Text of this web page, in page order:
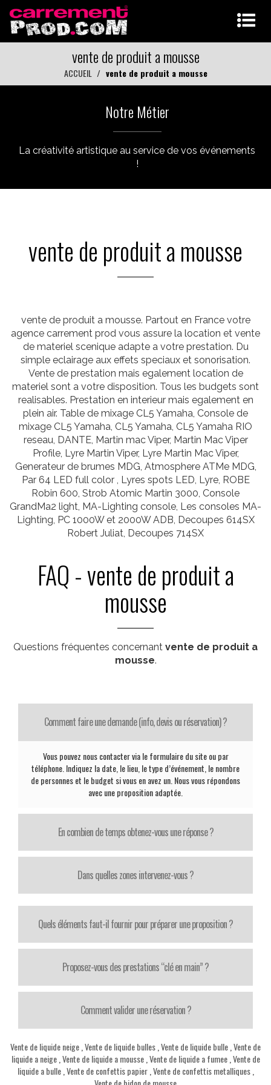
vente de produit a mousse
ACCUEIL vente de produit a mousse
Notre Métier
La créativité artistique au service de vos événements
!
vente de produit a mousse
vente de produit a mousse. Partout en France votre
agence carrement prod vous assure la location et vente
de materiel scenique adapte a votre prestation. Du
simple eclairage aux effets speciaux et sonorisation.
Vente de prestation mais egalement location de
materiel sont a votre disposition. Tous les budgets sont
realisables. Prestation en interieur mais egalement en
plein air. Table de mixage CL5 Yamaha, Console de
mixage CL5 Yamaha, CL5 Yamaha, CL5 Yamaha RIO
reseau, DANTE, Martin mac Viper, Martin Mac Viper
Profile, Lyre Martin Viper, Lyre Martin Mac Viper,
Generateur de brumes MDG, Atmosphere ATMe MDG,
Par 64 LED full color , Lyres spots LED, Lyre, ROBE
Robin 600, Strob Atomic Martin 3000, Console
GrandMa2 light, MA-Lighting console, Les consoles MA-
Lighting, PC 1000W et 2000W ADB, Decoupes 614SX
Robert Juliat, Decoupes 714SX
FAQ - vente de produit a
mousse
Questions fréquentes concernant vente de produit a
mousse.
Comment faire une demande (info, devis ou réservation) ?
Vous pouvez nous contacter via le formulaire du site ou par
téléphone. Indiquez la date, le lieu, le type d’événement, le nombre
de personnes et le budget si vous en avez un. Nous vous répondons
avec une proposition adaptée.
En combien de temps obtenez-vous une réponse ?
Dans quelles zones intervenez-vous ?
Quels éléments faut-il fournir pour préparer une proposition ?
Proposez-vous des prestations “clé en main” ?
Comment valider une réservation ?
Vente de liquide neige Vente de liquide bulles Vente de liquide bulle Vente de
liquide a neige, Vente de liquide a mousse, Vente de liquide a fumee, Vente de
liquide a bulle, Vente de confettis papier, Vente de confettis metalliques,